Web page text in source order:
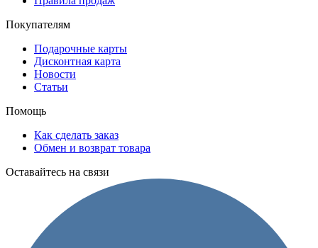
Покупателям
Подарочные карты
Дисконтная карта
Новости
Статьи
Помощь
Как сделать заказ
Обмен и возврат товара
Оставайтесь на связи